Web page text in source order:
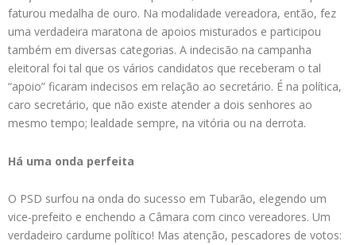
faturou medalha de ouro. Na modalidade vereadora, então, fez
uma verdadeira maratona de apoios misturados e participou
também em diversas categorias. A indecisão na campanha
eleitoral foi tal que os vários candidatos que receberam o tal
“apoio” ficaram indecisos em relação ao secretário. É na política,
caro secretário, que não existe atender a dois senhores ao
mesmo tempo; lealdade sempre, na vitória ou na derrota.
Há uma onda perfeita
O PSD surfou na onda do sucesso em Tubarão, elegendo um
vice-prefeito e enchendo a Câmara com cinco vereadores. Um
verdadeiro cardume político! Mas atenção, pescadores de votos: